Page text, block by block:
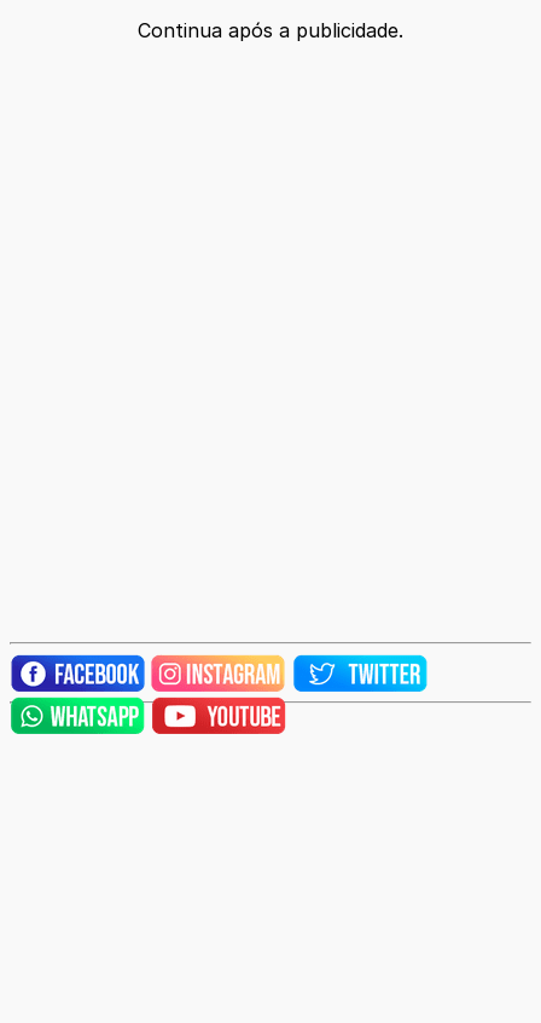
Continua após a publicidade.